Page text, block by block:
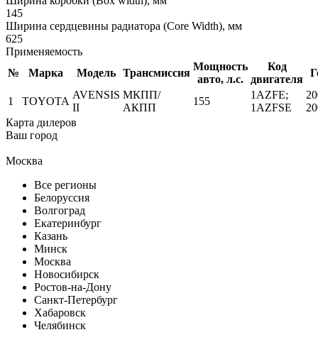
145
Ширина сердцевины радиатора (Core Width), мм
625
Применяемость
№
Марка Модель Трансмиссия
Мощность
авто, л.с.
Код
двигателя
1 TOYOTA
AVENSIS
II
МКПП/
АКПП
155
1AZFE;
1AZFSE
Карта дилеров
Ваш город
Москва
Все регионы
Белоруссия
Волгоград
Екатеринбург
Казань
Минск
Москва
Новосибирск
Ростов-на-Дону
Санкт-Петербург
Хабаровск
Челябинск